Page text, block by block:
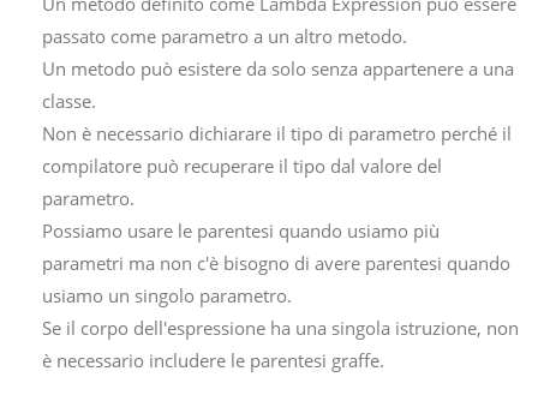
passato come parametro a un altro metodo.
Un metodo può esistere da solo senza appartenere a una
classe.
Non è necessario dichiarare il tipo di parametro perché il
compilatore può recuperare il tipo dal valore del
parametro.
Possiamo usare le parentesi quando usiamo più
parametri ma non c'è bisogno di avere parentesi quando
usiamo un singolo parametro.
Se il corpo dell'espressione ha una singola istruzione, non
è necessario includere le parentesi graffe.